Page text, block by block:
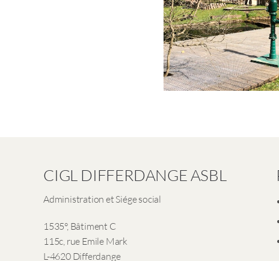
CIGL DIFFERDANGE ASBL
Administration et Siége social
1535°, Bâtiment C
115c, rue Emile Mark
L-4620 Differdange